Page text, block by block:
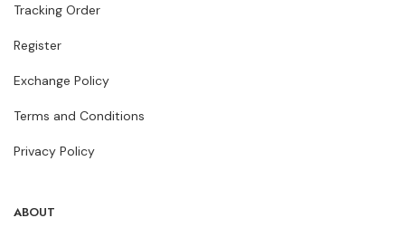
Tracking Order
Register
Exchange Policy
Terms and Conditions
Privacy Policy
ABOUT